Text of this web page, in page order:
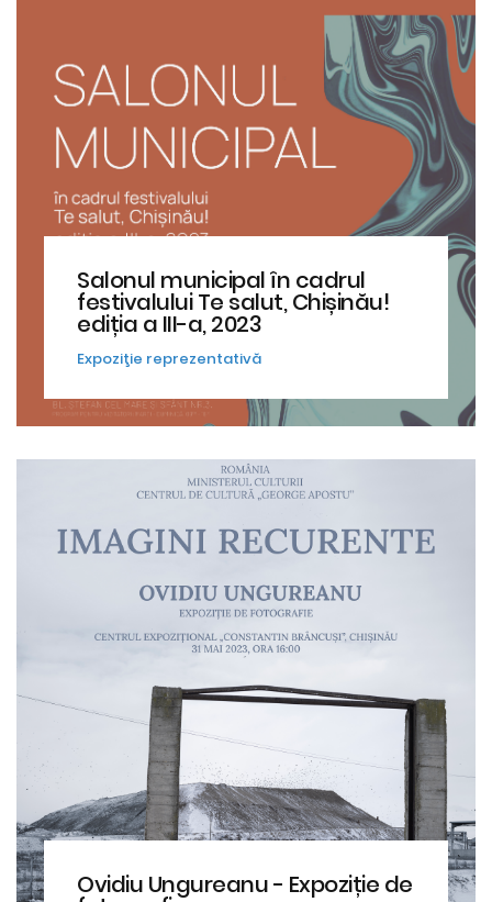
Salonul municipal în cadrul
festivalului Te salut, Chișinău!
ediția a III-a, 2023
Expoziţie reprezentativă
Ovidiu Ungureanu - Expoziție de